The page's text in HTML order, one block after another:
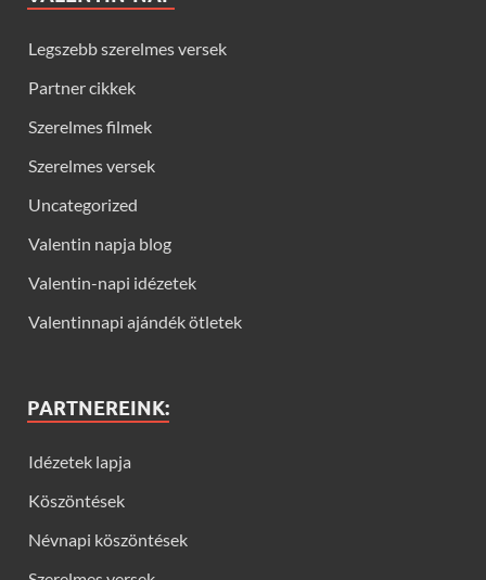
Legszebb szerelmes versek
Partner cikkek
Szerelmes filmek
Szerelmes versek
Uncategorized
Valentin napja blog
Valentin-napi idézetek
Valentinnapi ajándék ötletek
PARTNEREINK:
Idézetek lapja
Köszöntések
Névnapi köszöntések